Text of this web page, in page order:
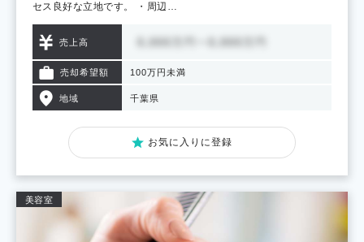
セス良好な立地です。 ・周辺…
売上高
売却希望額 100万円未満
地域 千葉県
お気に入りに登録
美容室